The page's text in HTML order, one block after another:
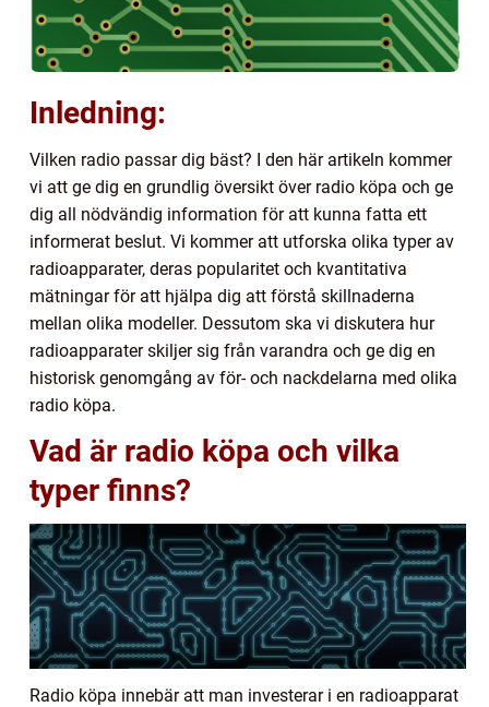
Inledning:
Vilken radio passar dig bäst? I den här artikeln kommer
vi att ge dig en grundlig översikt över radio köpa och ge
dig all nödvändig information för att kunna fatta ett
informerat beslut. Vi kommer att utforska olika typer av
radioapparater, deras popularitet och kvantitativa
mätningar för att hjälpa dig att förstå skillnaderna
mellan olika modeller. Dessutom ska vi diskutera hur
radioapparater skiljer sig från varandra och ge dig en
historisk genomgång av för- och nackdelarna med olika
radio köpa.
Vad är radio köpa och vilka
typer finns?
Radio köpa innebär att man investerar i en radioapparat